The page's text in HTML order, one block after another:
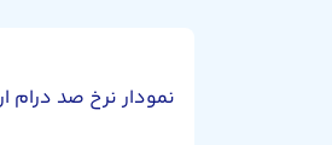
نمودار نرخ صد درام